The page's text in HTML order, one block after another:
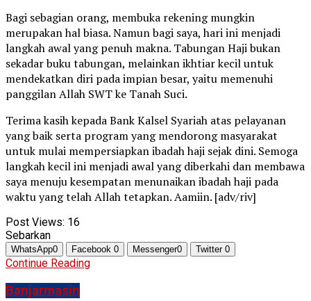
Bagi sebagian orang, membuka rekening mungkin
merupakan hal biasa. Namun bagi saya, hari ini menjadi
langkah awal yang penuh makna. Tabungan Haji bukan
sekadar buku tabungan, melainkan ikhtiar kecil untuk
mendekatkan diri pada impian besar, yaitu memenuhi
panggilan Allah SWT ke Tanah Suci.
Terima kasih kepada Bank Kalsel Syariah atas pelayanan
yang baik serta program yang mendorong masyarakat
untuk mulai mempersiapkan ibadah haji sejak dini. Semoga
langkah kecil ini menjadi awal yang diberkahi dan membawa
saya menuju kesempatan menunaikan ibadah haji pada
waktu yang telah Allah tetapkan. Aamiin. [adv/riv]
Post Views: 16
Sebarkan
WhatsApp0 Facebook 0 Messenger0 Twitter 0
Continue Reading
Banjarmasin